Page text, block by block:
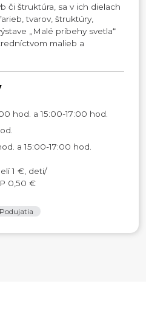
či štruktúra, sa v ich dielach
tvarov, štruktúry,
„Malé príbehy svetla“
malieb a
hod. a 15:00-17:00 hod.
a 15:00-17:00 hod.
1 €, deti/
0,50 €
Podujatia